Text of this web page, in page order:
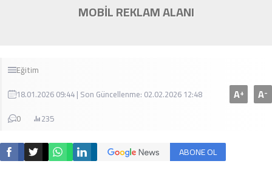
MOBİL REKLAM ALANI
Eğitim
18.01.2026 09:44 | Son Güncellenme: 02.02.2026 12:48
0
235
A+ A-
ABONE OL